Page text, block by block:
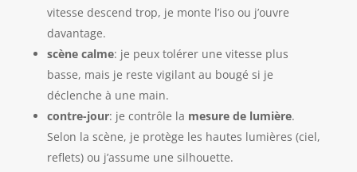
vitesse descend trop, je monte l’iso ou j’ouvre
davantage.
scène calme: je peux tolérer une vitesse plus
basse, mais je reste vigilant au bougé si je
déclenche à une main.
contre-jour: je contrôle la mesure de lumière.
Selon la scène, je protège les hautes lumières (ciel,
reflets) ou j’assume une silhouette.